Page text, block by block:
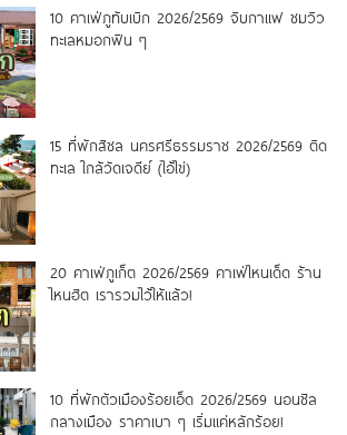
10 คาเฟ่ภูทับเบิก 2026/2569 จิบกาแฟ ชมวิว
ทะเลหมอกฟิน ๆ
15 ที่พักสิชล นครศรีธรรมราช 2026/2569 ติด
ทะเล ใกล้วัดเจดีย์ (ไอ้ไข่)
20 คาเฟ่ภูเก็ต 2026/2569 คาเฟ่ไหนเด็ด ร้าน
ไหนฮิต เรารวมไว้ให้แล้ว!
10 ที่พักตัวเมืองร้อยเอ็ด 2026/2569 นอนชิล
กลางเมือง ราคาเบา ๆ เริ่มแค่หลักร้อย!